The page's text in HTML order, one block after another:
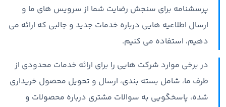
پرسشنامه برای سنجش رضایت شما از سرویس های ما و
ارسال اطلاعیه هایی درباره خدمات جدید و جالبی که ارائه می
دهیم، استفاده می کنیم.
در برخی موارد شرکت هایی را برای ارائه خدمات محدودی از
طرف ما، شامل بسته بندی، ارسال و تحویل محصول خریداری
شده، پاسخگویی به سوالات مشتری درباره محصولات و